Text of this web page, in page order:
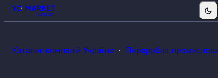
Каталог компаній України Переробна